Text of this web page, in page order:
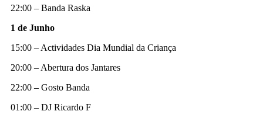
22:00 – Banda Raska
1 de Junho
15:00 – Actividades Dia Mundial da Criança
20:00 – Abertura dos Jantares
22:00 – Gosto Banda
01:00 – DJ Ricardo F